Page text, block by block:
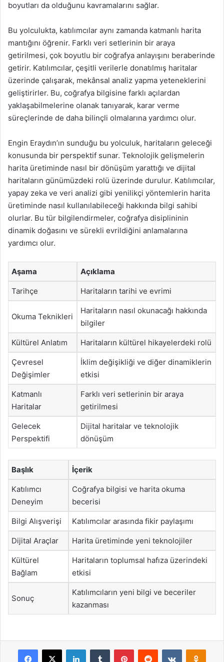
boyutları da olduğunu kavramalarını sağlar.
Bu yolculukta, katılımcılar aynı zamanda katmanlı harita
mantığını öğrenir. Farklı veri setlerinin bir araya
getirilmesi, çok boyutlu bir coğrafya anlayışını beraberinde
getirir. Katılımcılar, çeşitli verilerle donatılmış haritalar
üzerinde çalışarak, mekânsal analiz yapma yeteneklerini
geliştirirler. Bu, coğrafya bilgisine farklı açılardan
yaklaşabilmelerine olanak tanıyarak, karar verme
süreçlerinde de daha bilinçli olmalarına yardımcı olur.
Engin Eraydın’ın sunduğu bu yolculuk, haritaların geleceği
konusunda bir perspektif sunar. Teknolojik gelişmelerin
harita üretiminde nasıl bir dönüşüm yarattığı ve dijital
haritaların günümüzdeki rolü üzerinde durulur. Katılımcılar,
yapay zeka ve veri analizi gibi yenilikçi yöntemlerin harita
üretiminde nasıl kullanılabileceği hakkında bilgi sahibi
olurlar. Bu tür bilgilendirmeler, coğrafya disiplininin
dinamik doğasını ve sürekli evrildiğini anlamalarına
yardımcı olur.
Aşama Açıklama
Tarihçe Haritaların tarihi ve evrimi
Okuma Teknikleri
Haritaların nasıl okunacağı hakkında
bilgiler
Kültürel Anlatım Haritaların kültürel hikayelerdeki rolü
Çevresel
Değişimler
İklim değişikliği ve diğer dinamiklerin
etkisi
Katmanlı
Haritalar
Farklı veri setlerinin bir araya
getirilmesi
Gelecek
Perspektifi
Dijital haritalar ve teknolojik
dönüşüm
Başlık İçerik
Katılımcı
Deneyim
Coğrafya bilgisi ve harita okuma
becerisi
Bilgi Alışverişi Katılımcılar arasında fikir paylaşımı
Dijital Araçlar Harita üretiminde yeni teknolojiler
Kültürel
Bağlam
Haritaların toplumsal hafıza üzerindeki
etkisi
Sonuç
Katılımcıların yeni bilgi ve beceriler
kazanması
Facebook
X LinkedInTumblr PinterestReddit VKontakte